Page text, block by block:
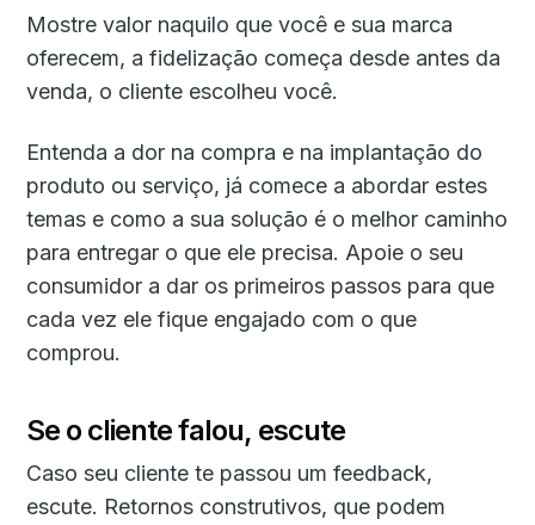
Mostre valor naquilo que você e sua marca
oferecem, a fidelização começa desde antes da
venda, o cliente escolheu você.
Entenda a dor na compra e na implantação do
produto ou serviço, já comece a abordar estes
temas e como a sua solução é o melhor caminho
para entregar o que ele precisa. Apoie o seu
consumidor a dar os primeiros passos para que
cada vez ele fique engajado com o que
comprou.
Se o cliente falou, escute
Caso seu cliente te passou um feedback,
escute. Retornos construtivos, que podem